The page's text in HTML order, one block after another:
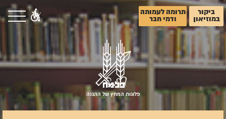
ביקור
במוזיאון
תרומה לעמותה
ודמי חבר
פלוגות המחץ של ההגנה